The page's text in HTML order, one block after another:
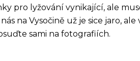
pro lyžování vynikající, ale
na Vysočině už je sice jaro, ale
sami na fotografiích.